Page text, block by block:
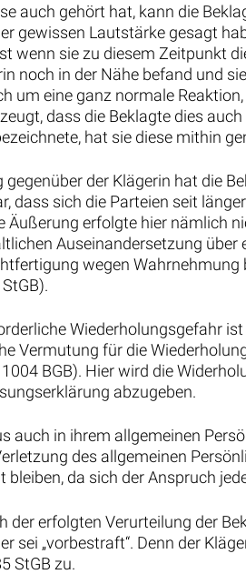
auch gehört hat, kann die
gewissen Lautstärke gesagt
wenn sie zu diesem Zeitpunkt
noch in der Nähe befand und
um eine ganz normale
dass die Beklagte dies
hat sie diese mithin
der Klägerin hat die
sich die Parteien seit
erfolgte hier nämlich
Auseinandersetzung
wegen
Wiederholungsgefahr
Vermutung für die
BGB). Hier wird die
abzugeben.
auch in ihrem allgemeinen
des allgemeinen
da sich der Anspruch
erfolgten Verurteilung der
sei „vorbestraft“. Denn der
StGB zu.